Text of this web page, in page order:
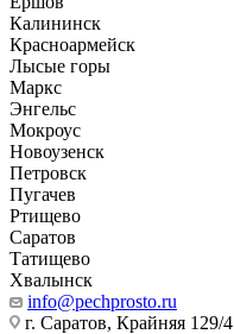
Калининск
Красноармейск
Лысые горы
Маркс
Энгельс
Мокроус
Новоузенск
Петровск
Пугачев
Ртищево
Саратов
Татищево
Хвалынск
info@pechprosto.ru
г. Саратов, Крайняя 129/4